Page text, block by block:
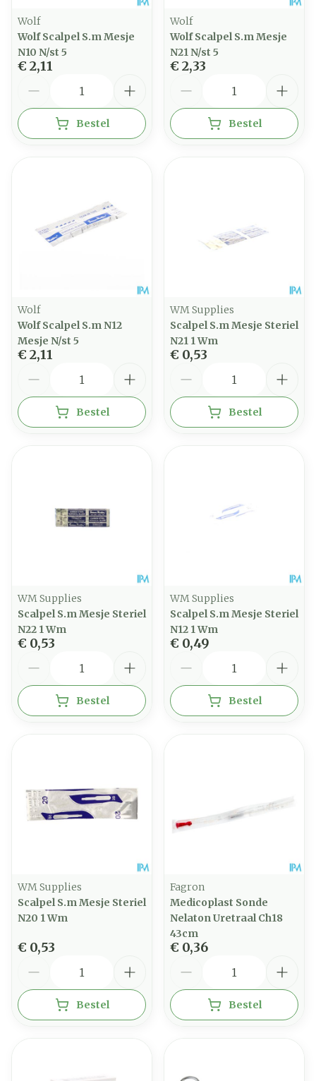
Wolf
Wolf Scalpel S.m Mesje
N10 N/st 5
€ 2,11
Bestel
Wolf
Wolf Scalpel S.m Mesje
N21 N/st 5
€ 2,33
Bestel
Wolf
Wolf Scalpel S.m N12
Mesje N/st 5
€ 2,11
Bestel
WM Supplies
Scalpel S.m Mesje Steriel
N21 1 Wm
€ 0,53
Bestel
WM Supplies
Scalpel S.m Mesje Steriel
N22 1 Wm
€ 0,53
Bestel
WM Supplies
Scalpel S.m Mesje Steriel
N12 1 Wm
€ 0,49
Bestel
WM Supplies
Scalpel S.m Mesje Steriel
N20 1 Wm
€ 0,53
Bestel
Fagron
Medicoplast Sonde
Nelaton Uretraal Ch18
43cm
€ 0,36
Bestel